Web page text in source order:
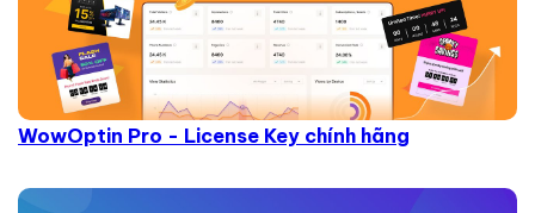
WowOptin Pro - License Key chính hãng